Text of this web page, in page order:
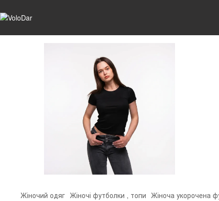
Жіночий одяг Жіночі футболки , топи Жіноча укорочена